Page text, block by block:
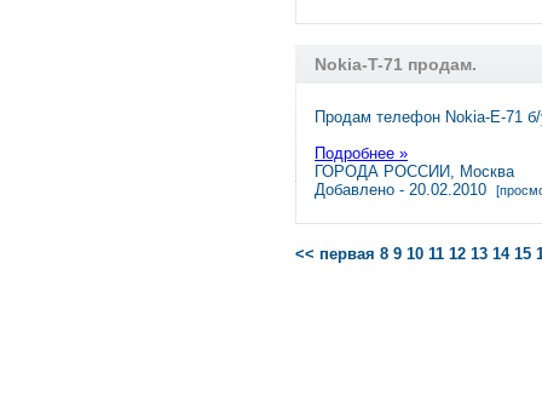
Nokia-T-71 продам.
Продам телефон Nokiа-Е-71
Подробнее »
ГОРОДА РОССИИ, Москва
Добавлено - 20.02.2010
<< первая 8 9 10 11 12 13 14 15